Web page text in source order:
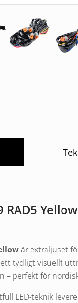
RAD5
är extraljuset
tydligt visuellt
– perfekt för
LED-teknik